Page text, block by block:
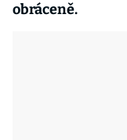
obráceně.